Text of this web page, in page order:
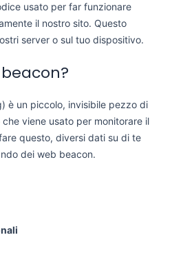
usato per far funzionare
il nostro sito. Questo
server o sul tuo dispositivo.
è un piccolo, invisibile pezzo di
viene usato per monitorare il
questo, diversi dati su di te
dei web beacon.